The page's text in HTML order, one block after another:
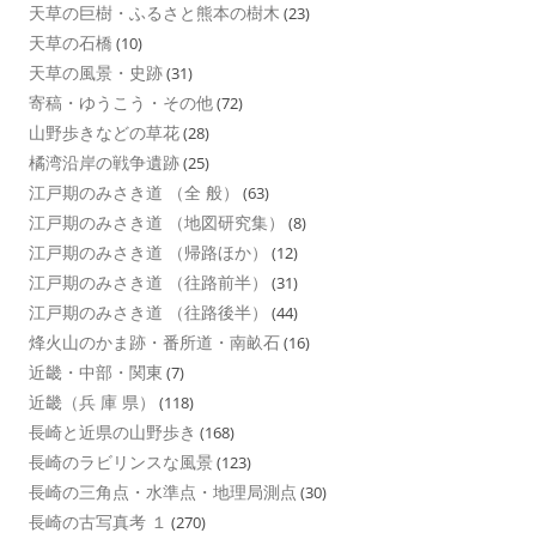
天草の巨樹・ふるさと熊本の樹木 (23)
天草の石橋 (10)
天草の風景・史跡(31)
寄稿・ゆうこう・その他(72)
山野歩きなどの草花(28)
橘湾沿岸の戦争遺跡(25)
江戸期のみさき道 （全 般） (63)
江戸期のみさき道 （地図研究集） (8)
江戸期のみさき道 （帰路ほか） (12)
江戸期のみさき道 （往路前半） (31)
江戸期のみさき道 （往路後半） (44)
烽火山のかま跡・番所道・南畝石(16)
近畿・中部・関東 (7)
近畿（兵 庫 県） (118)
長崎と近県の山野歩き (168)
長崎のラビリンスな風景 (123)
長崎の三角点・水準点・地理局測点 (30)
長崎の古写真考 １ (270)